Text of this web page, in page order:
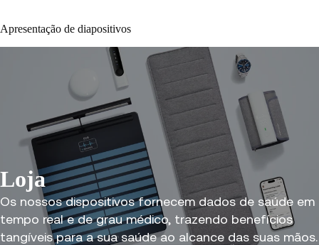
Apresentação de diapositivos
Loja
Os nossos dispositivos fornecem dados de saúde em
tempo real e de grau médico, trazendo benefícios
tangíveis para a sua saúde ao alcance das suas mãos.